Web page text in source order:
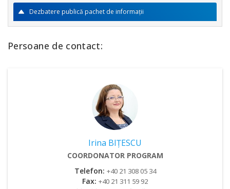
Dezbatere publică pachet de informaţii
Persoane de contact:
Irina BIŢESCU
COORDONATOR PROGRAM
Telefon: +40 21 308 05 34
Fax: +40 21 311 59 92